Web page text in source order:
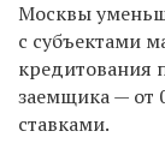
Москвы
с субъектами
кредитования
заемщика — от
ставками.